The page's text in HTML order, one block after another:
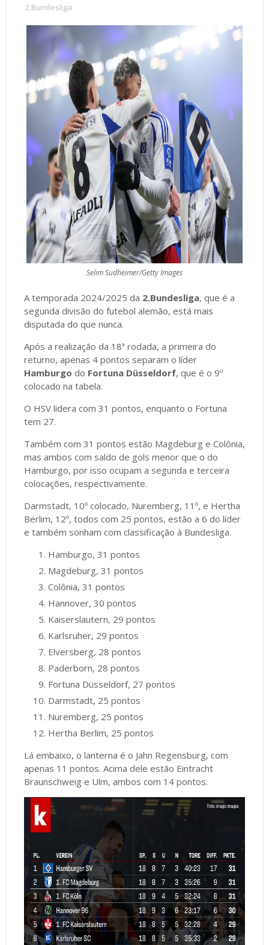
2.Bundesliga
Selim Sudheimer/Getty Images
A temporada 2024/2025 da 2.Bundesliga, que é a
segunda divisão do futebol alemão, está mais
disputada do que nunca.
Após a realização da 18ª rodada, a primeira do
returno, apenas 4 pontos separam o líder
Hamburgo do Fortuna Düsseldorf, que é o 9º
colocado na tabela.
O HSV lidera com 31 pontos, enquanto o Fortuna
tem 27.
Também com 31 pontos estão Magdeburg e Colônia,
mas ambos com saldo de gols menor que o do
Hamburgo, por isso ocupam a segunda e terceira
colocações, respectivamente.
Darmstadt, 10º colocado, Nuremberg, 11º, e Hertha
Berlim, 12º, todos com 25 pontos, estão a 6 do líder
e também sonham com classificação à Bundesliga.
Hamburgo, 31 pontos
Magdeburg, 31 pontos
Colônia, 31 pontos
Hannover, 30 pontos
Kaiserslautern, 29 pontos
Karlsruher, 29 pontos
Elversberg, 28 pontos
Paderborn, 28 pontos
Fortuna Düsseldorf, 27 pontos
Darmstadt, 25 pontos
Nuremberg, 25 pontos
Hertha Berlim, 25 pontos
Lá embaixo, o lanterna é o Jahn Regensburg, com
apenas 11 pontos. Acima dele estão Eintracht
Braunschweig e Ulm, ambos com 14 pontos.